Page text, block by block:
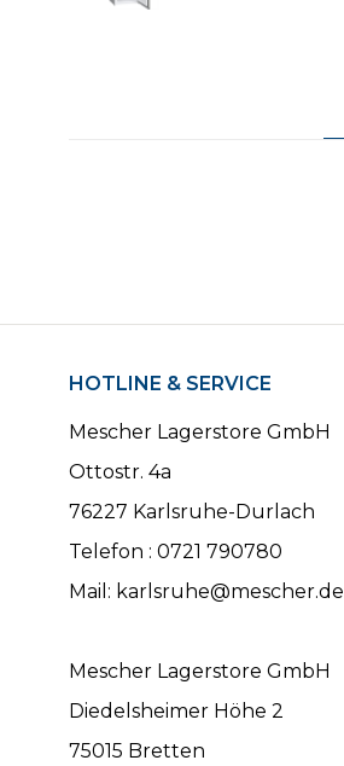
HOTLINE & SERVICE
Mescher Lagerstore GmbH
Ottostr. 4a
76227 Karlsruhe-Durlach
Telefon : 0721 790780
Mail: karlsruhe@mescher.de
Mescher Lagerstore GmbH
Diedelsheimer Höhe 2
75015 Bretten